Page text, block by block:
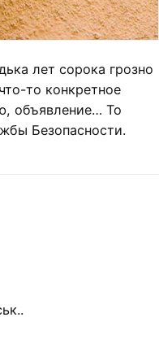
лет сорока грозно
то конкретное
объявление… То
Безопасности.